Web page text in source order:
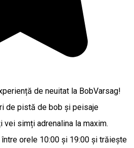
de neuitat la BobVarsag!
de pistă de bob și peisaje
vei simți adrenalina la maxim.
orele 10:00 și 19:00 și trăiește